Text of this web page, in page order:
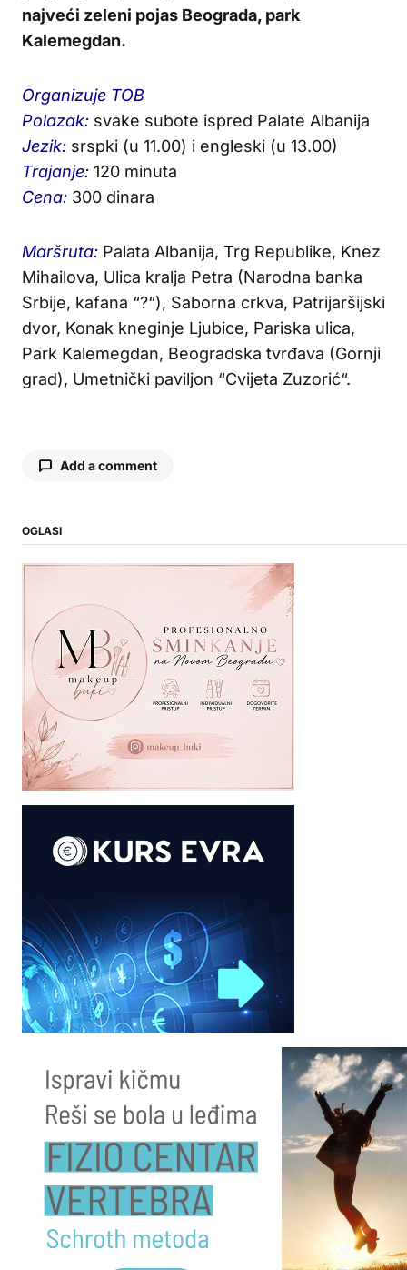
najveći zeleni pojas Beograda, park
Kalemegdan.
Organizuje TOB
Polazak: svake subote ispred Palate Albanija
Jezik: srspki (u 11.00) i engleski (u 13.00)
Trajanje: 120 minuta
Cena: 300 dinara
Maršruta: Palata Albanija, Trg Republike, Knez
Mihailova, Ulica kralja Petra (Narodna banka
Srbije, kafana “?“), Saborna crkva, Patrijaršijski
dvor, Konak kneginje Ljubice, Pariska ulica,
Park Kalemegdan, Beogradska tvrđava (Gornji
grad), Umetnički paviljon “Cvijeta Zuzorić“.
Add a comment
Vaša adresa e-pošte neće biti objavljena.
Neophodna polja su označena*
Comment*
Your Name
Your E-mail
pregledaču veba za sledeći put kada
komentarišem.
Submit Comment
OGLASI